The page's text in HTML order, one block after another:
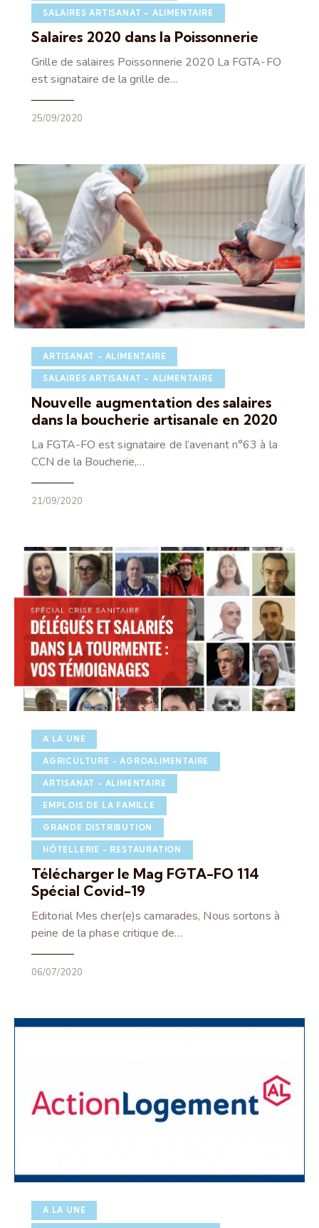
SALAIRES ARTISANAT – ALIMENTAIRE
Salaires 2020 dans la Poissonnerie
Grille de salaires Poissonnerie 2020 La FGTA-FO
est signataire de la grille de…
25/09/2020
ARTISANAT - ALIMENTAIRE
SALAIRES ARTISANAT – ALIMENTAIRE
Nouvelle augmentation des salaires
dans la boucherie artisanale en 2020
La FGTA-FO est signataire de l’avenant n°63 à la
CCN de la Boucherie,…
21/09/2020
A LA UNE
AGRICULTURE - AGROALIMENTAIRE
ARTISANAT - ALIMENTAIRE
EMPLOIS DE LA FAMILLE
GRANDE DISTRIBUTION
HÔTELLERIE - RESTAURATION
Télécharger le Mag FGTA-FO 114
Spécial Covid-19
Editorial Mes cher(e)s camarades, Nous sortons à
peine de la phase critique de…
06/07/2020
A LA UNE